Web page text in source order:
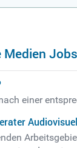
Jobs
einer